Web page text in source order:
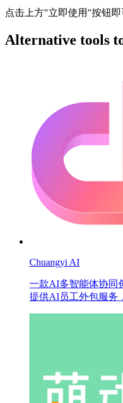
点击上方"立即使用"按钮即
Alternative tools
Chuangyi AI
一款AI多智能体协同
提供AI员工外包服务